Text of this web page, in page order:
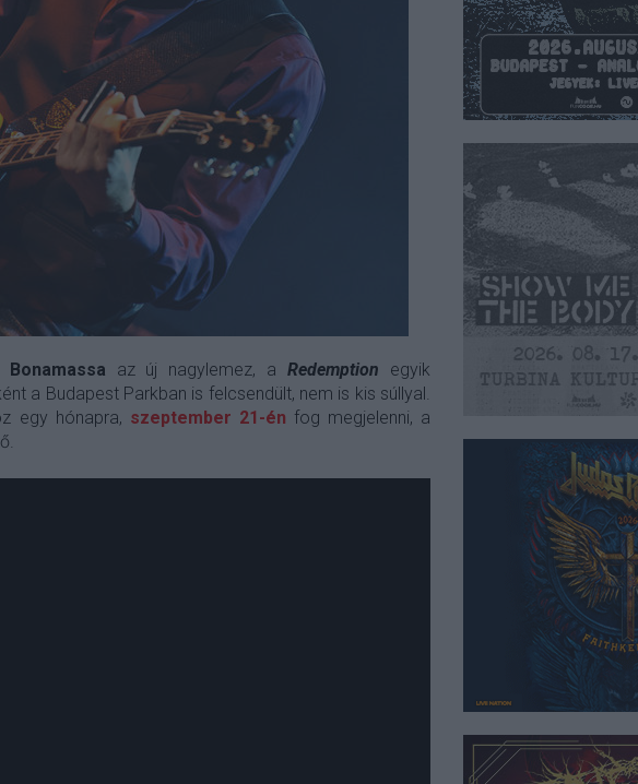
Bonamassa az új nagylemez, aRedemption egyik
a Budapest Parkban is felcsendült, nem is kis súllyal.
egy hónapra, szeptember 21-én fog megjelenni, a